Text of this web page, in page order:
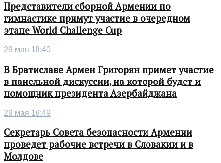
Представители сборной Армении по
гимнастике примут участие в очередном
этапе World Challenge Cup
29 мая 18:40
В Братиславе Армен Григорян примет участие
в панельной дискуссии, на которой будет и
помощник президента Азербайджана
29 мая 16:49
Секретарь Совета безопасности Армении
проведет рабочие встречи в Словакии и в
Молдове